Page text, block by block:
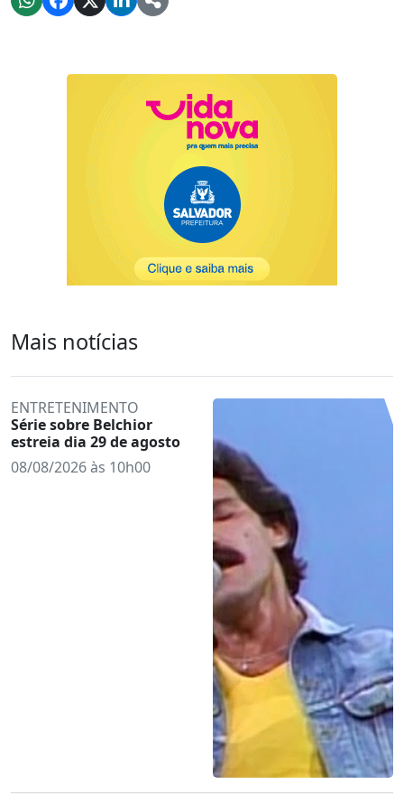
Mais notícias
ENTRETENIMENTO
Série sobre Belchior
estreia dia 29 de agosto
08/08/2026 às 10h00